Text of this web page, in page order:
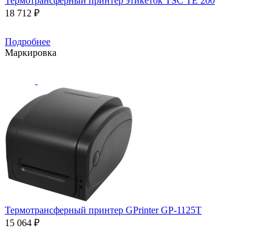
18 712 ₽
Подробнее
Маркировка
Термотрансферный принтер GPrinter GP-1125T
15 064 ₽